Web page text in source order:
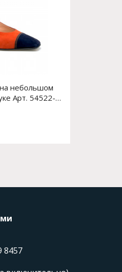
небольшом
Арт. 54522-0
8457